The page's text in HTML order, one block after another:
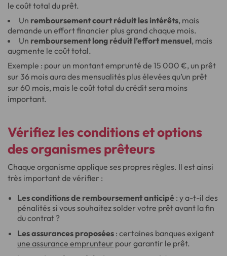
le coût total du prêt.
Un remboursement court réduit les intérêts, mais
demande un effort financier plus grand chaque mois.
Un remboursement long réduit l’effort mensuel, mais
augmente le coût total.
Exemple : pour un montant emprunté de 15 000 €, un prêt
sur 36 mois aura des mensualités plus élevées qu’un prêt
sur 60 mois, mais le coût total du crédit sera moins
important.
Vérifiez les conditions et options
des organismes prêteurs
Chaque organisme applique ses propres règles. Il est ainsi
très important de vérifier :
Les conditions de remboursement anticipé : y a-t-il des
pénalités si vous souhaitez solder votre prêt avant la fin
du contrat ?
Les assurances proposées : certaines banques exigent
une assurance emprunteur pour garantir le prêt.